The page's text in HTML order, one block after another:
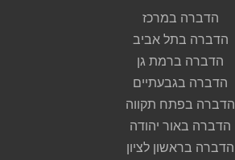
הדברה במרכז
הדברה בתל אביב
הדברה ברמת גן
הדברה בגבעתיים
הדברה בפתח תקווה
הדברה באור יהודה
הדברה בראשון לציון